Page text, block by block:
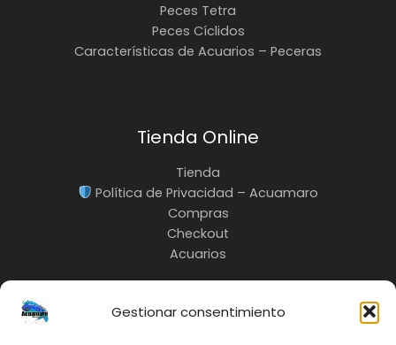
Gestionar consentimiento
Peces Tetra
Peces Cíclidos
Características de Acuarios – Peceras
Tienda Online
Tienda
Política de Privacidad – Acuamaro
Compras
Checkout
Acuarios